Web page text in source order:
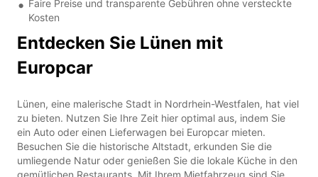
Faire Preise und transparente Gebühren ohne versteckte
Kosten
Entdecken Sie Lünen mit
Europcar
Lünen, eine malerische Stadt in Nordrhein-Westfalen, hat viel
zu bieten. Nutzen Sie Ihre Zeit hier optimal aus, indem Sie
ein Auto oder einen Lieferwagen bei Europcar mieten.
Besuchen Sie die historische Altstadt, erkunden Sie die
umliegende Natur oder genießen Sie die lokale Küche in den
gemütlichen Restaurants. Mit Ihrem Mietfahrzeug sind Sie